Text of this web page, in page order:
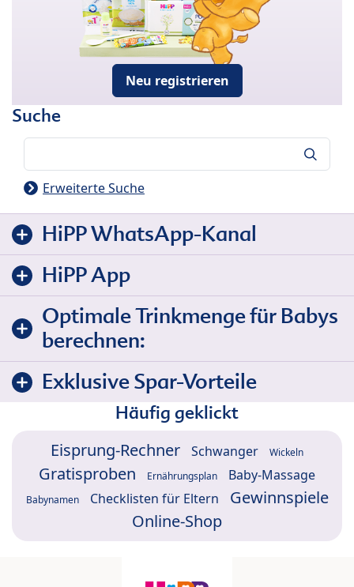
Neu registrieren
Suche
Erweiterte Suche
HiPP WhatsApp-Kanal
HiPP App
Optimale Trinkmenge für Babys
berechnen:
Exklusive Spar-Vorteile
Häufig geklickt
Eisprung-Rechner Schwanger Wickeln
Gratisproben Ernährungsplan Baby-Massage
Babynamen Checklisten für Eltern
Gewinnspiele
Online-Shop